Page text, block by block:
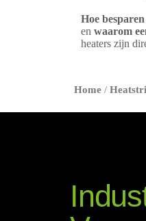
Hoe
en waarom
heaters zijn
Home /